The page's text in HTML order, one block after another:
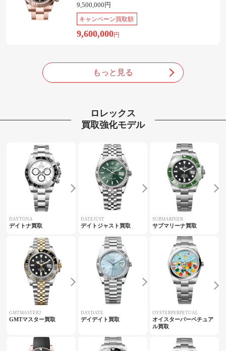
9,500,000円
キャンペーン買取額
9,600,000円
もっと見る
ロレックス
買取強化モデル
DAYTONA
デイトナ買取
DATEJUST
デイトジャスト買取
SUBMARINER
サブマリーナ買取
GMTMASTER2
GMTマスター買取
DAYDATE
デイデイト買取
OYSTERPERPETUAL
オイスターパーペチュア
ル買取